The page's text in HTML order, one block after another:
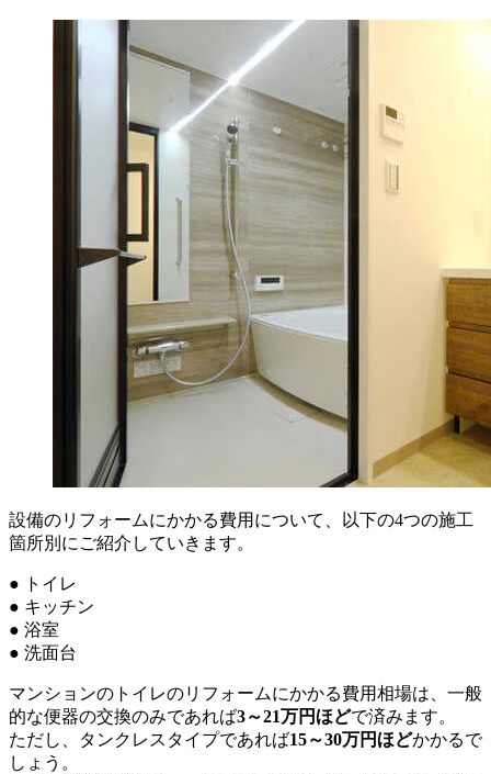
設備のリフォームにかかる費用について、以下の4つの施工
箇所別にご紹介していきます。
● トイレ
● キッチン
● 浴室
● 洗面台
マンションのトイレのリフォームにかかる費用相場は、一般
的な便器の交換のみであれば3～21万円ほどで済みます。
ただし、タンクレスタイプであれば15～30万円ほどかかるで
しょう。